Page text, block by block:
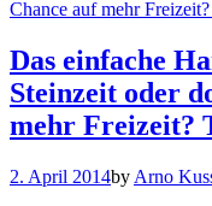
Das einfache
Steinzeit oder
mehr Freizeit?
2. April 2014by Arno